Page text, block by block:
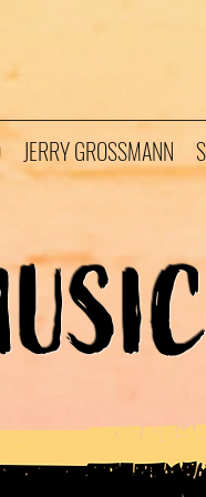
JERRY GROSSMANN